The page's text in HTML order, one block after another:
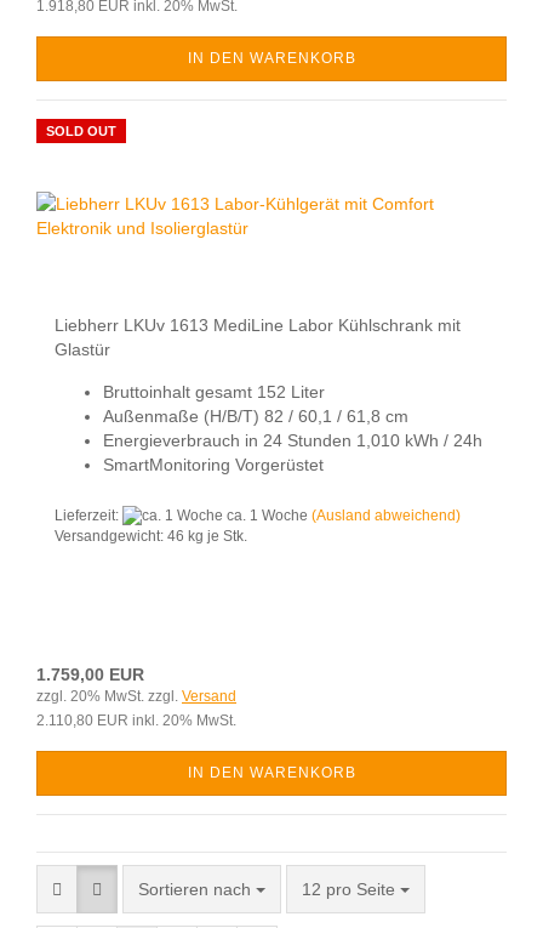
1.918,80 EUR inkl. 20% MwSt.
IN DEN WARENKORB
SOLD OUT
Liebherr LKUv 1613 MediLine Labor Kühlschrank mit
Glastür
Bruttoinhalt gesamt 152 Liter
Außenmaße (H/B/T) 82 / 60,1 / 61,8 cm
Energieverbrauch in 24 Stunden 1,010 kWh / 24h
SmartMonitoring Vorgerüstet
Lieferzeit: ca. 1 Woche (Ausland abweichend)
Versandgewicht: 46 kg je Stk.
1.759,00 EUR
zzgl. 20% MwSt. zzgl. Versand
2.110,80 EUR inkl. 20% MwSt.
IN DEN WARENKORB
Sortieren nach
Sortieren nach 12 pro Seite
pro Seite